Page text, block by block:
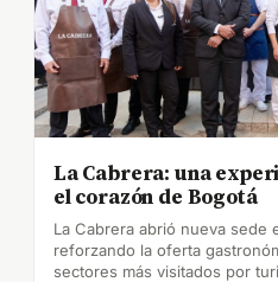
La Cabrera: una
el corazón de Bogotá
La Cabrera abrió nueva sede
reforzando la oferta
sectores más visitados por